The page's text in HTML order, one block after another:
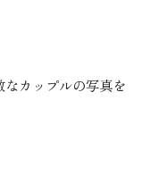
カップルの写真を